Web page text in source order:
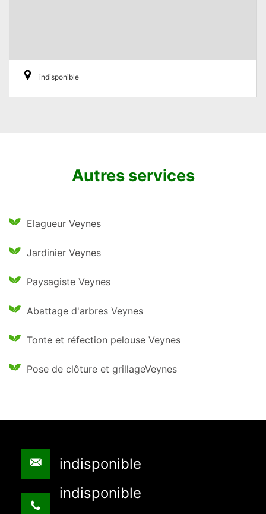
indisponible
Autres services
Elagueur Veynes
Jardinier Veynes
Paysagiste Veynes
Abattage d'arbres Veynes
Tonte et réfection pelouse Veynes
Pose de clôture et grillageVeynes
indisponible
indisponible